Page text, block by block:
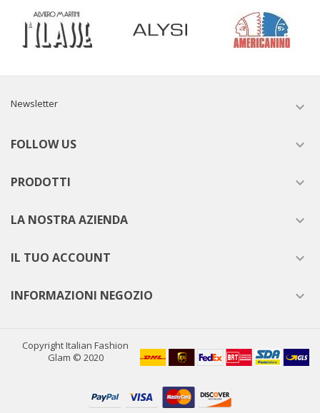
Newsletter 
FOLLOW US 
PRODOTTI 
LA NOSTRA AZIENDA 
IL TUO ACCOUNT 
INFORMAZIONI NEGOZIO 
Copyright Italian Fashion
Glam © 2020